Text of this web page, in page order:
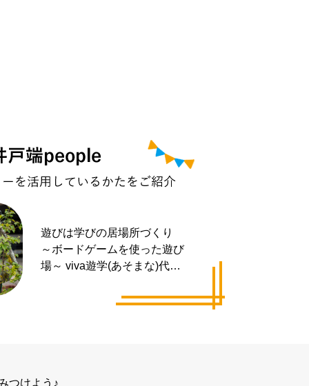
遊びは学びの居場所づくり
～ボードゲームを使った遊び
場～ viva遊学(あそまな)代表
つけよう♪